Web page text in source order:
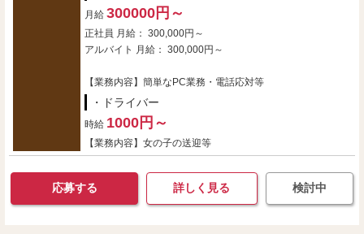
月給 300000円～
正社員 月給： 300,000円～
アルバイト 月給： 300,000円～
【業務内容】簡単なPC業務・電話応対等
・ドライバー
時給 1000円～
【業務内容】女の子の送迎等
応募する 詳しく見る 検討中